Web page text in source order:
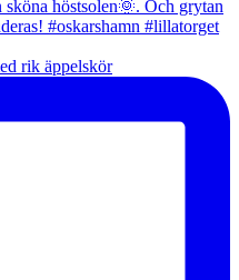
rik äppelskör